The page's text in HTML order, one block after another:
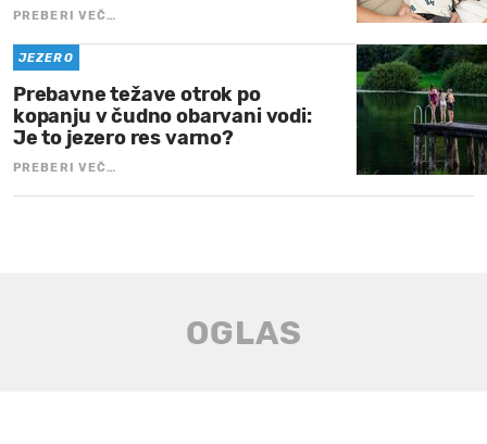
PREBERI VEČ…
JEZERO
Prebavne težave otrok po
kopanju v čudno obarvani vodi:
Je to jezero res varno?
PREBERI VEČ…